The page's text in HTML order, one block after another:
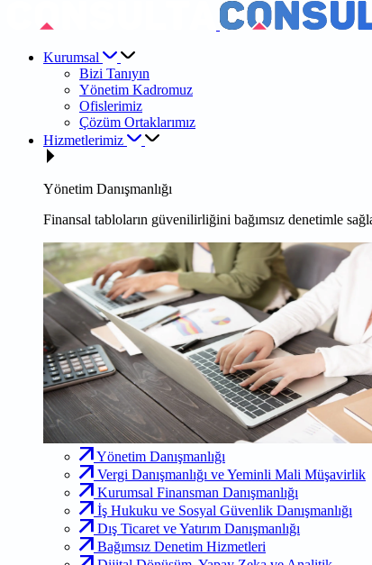
Kurumsal
Bizi Tanıyın
Yönetim Kadromuz
Ofislerimiz
Çözüm Ortaklarımız
Hizmetlerimiz
Yönetim Danışmanlığı
Finansal tabloların güvenilirliğini bağımsız denetimle
Yönetim Danışmanlığı
Vergi Danışmanlığı ve Yeminli Mali Müşavirlik
Kurumsal Finansman Danışmanlığı
İş Hukuku ve Sosyal Güvenlik Danışmanlığı
Dış Ticaret ve Yatırım Danışmanlığı
Bağımsız Denetim Hizmetleri